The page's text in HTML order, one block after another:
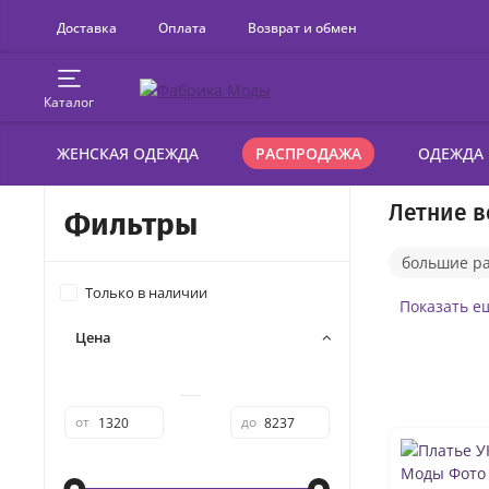
Доставка Оплата Возврат и обмен
Каталог
ЖЕНСКАЯ ОДЕЖДА РАСПРОДАЖА ОДЕЖДА
Летние
большие
платья
Показать
Фильтры
Только в наличии
Цена
от до